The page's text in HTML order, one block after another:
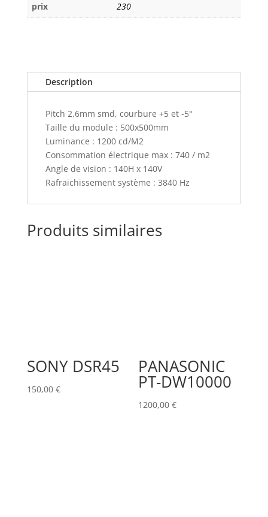
prix
230
Description
Pitch 2,6mm smd, courbure +5 et -5°
Taille du module : 500x500mm
Luminance : 1200 cd/M2
Consommation électrique max : 740 / m2
Angle de vision : 140H x 140V
Rafraichissement système : 3840 Hz
Produits similaires
SONY DSR45
150,00 €
PANASONIC
PT-DW10000
1200,00€